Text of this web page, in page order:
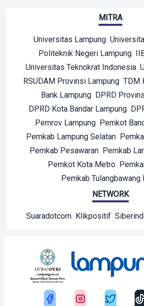
MITRA
Universitas Lampung
Politeknik Negeri Lampung
Universitas Teknokrat Indonesia
RSUDAM Provinsi Lampung TDM
Bank Lampung DPRD
DPRD Kota Bandar Lampung
Pemrov Lampung Pemkot
Pemkab Lampung Selatan
Pemkab Pesawaran Pemkab
Pemkot Kota Metro
Pemkab Tulangbawang
NETWORK
Suaradotcom Klikpositif